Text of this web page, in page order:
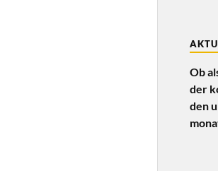
Ob
der
den